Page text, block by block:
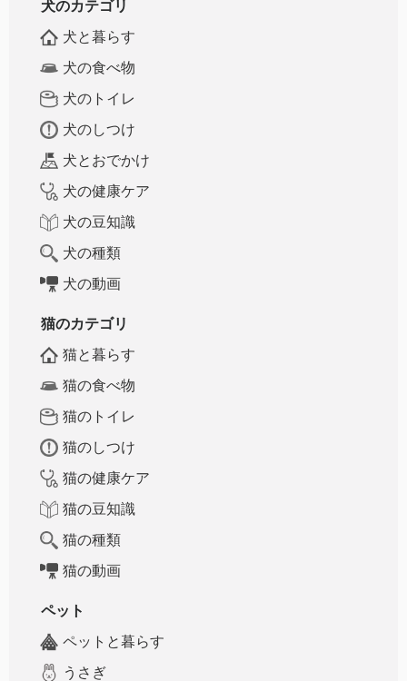
犬のカテゴリ
犬と暮らす
犬の食べ物
犬のトイレ
犬のしつけ
犬とおでかけ
犬の健康ケア
犬の豆知識
犬の種類
犬の動画
猫のカテゴリ
猫と暮らす
猫の食べ物
猫のトイレ
猫のしつけ
猫の健康ケア
猫の豆知識
猫の種類
猫の動画
ペット
ペットと暮らす
うさぎ